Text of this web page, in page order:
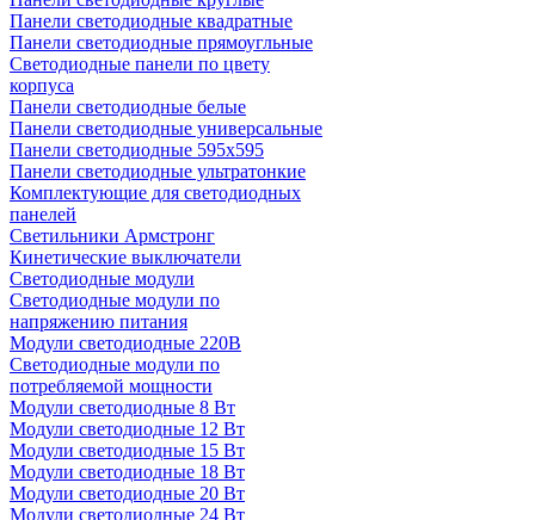
Панели светодиодные квадратные
Панели светодиодные прямоугльные
Светодиодные панели по цвету
корпуса
Панели светодиодные белые
Панели светодиодные универсальные
Панели светодиодные 595х595
Панели светодиодные ультратонкие
Комплектующие для светодиодных
панелей
Светильники Армстронг
Кинетические выключатели
Светодиодные модули
Светодиодные модули по
напряжению питания
Модули светодиодные 220В
Светодиодные модули по
потребляемой мощности
Модули светодиодные 8 Вт
Модули светодиодные 12 Вт
Модули светодиодные 15 Вт
Модули светодиодные 18 Вт
Модули светодиодные 20 Вт
Модули светодиодные 24 Вт